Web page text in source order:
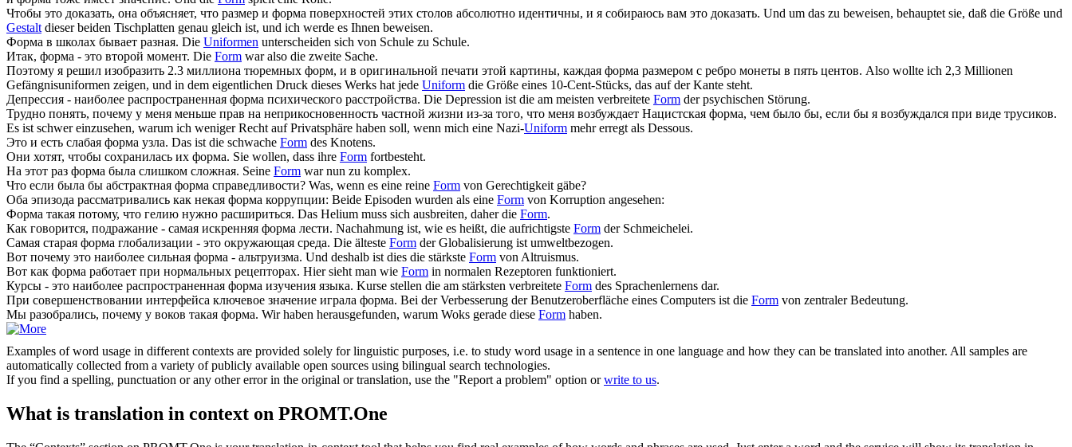
Чтобы это доказать, она объясняет, что размер и форма поверхностей этих столов абсолютно идентичны, и я собираюсь вам это доказать. Und um das zu beweisen, behauptet sie, daß die Größe und
Gestalt dieser beiden Tischplatten genau gleich ist, und ich werde es Ihnen beweisen.
Форма в школах бывает разная. Die Uniformen unterscheiden sich von Schule zu Schule.
Итак, форма - это второй момент. Die Form war also die zweite Sache.
Поэтому я решил изобразить 2.3 миллиона тюремных форм, и в оригинальной печати этой картины, каждая форма размером с ребро монеты в пять центов. Also wollte ich 2,3 Millionen
Gefängnisuniformen zeigen, und in dem eigentlichen Druck dieses Werks hat jede Uniform die Größe eines 10-Cent-Stücks, das auf der Kante steht.
Депрессия - наиболее распространенная форма психического расстройства. Die Depression ist die am meisten verbreitete Form der psychischen Störung.
Трудно понять, почему у меня меньше прав на неприкосновенность частной жизни из-за того, что меня возбуждает Нацистская форма, чем было бы, если бы я возбуждался при виде трусиков.
Es ist schwer einzusehen, warum ich weniger Recht auf Privatsphäre haben soll, wenn mich eine Nazi-Uniform mehr erregt als Dessous.
Это и есть слабая форма узла. Das ist die schwache Form des Knotens.
Они хотят, чтобы сохранилась их форма. Sie wollen, dass ihre Form fortbesteht.
На этот раз форма была слишком сложная. Seine Form war nun zu komplex.
Что если была бы абстрактная форма справедливости? Was, wenn es eine reine Form von Gerechtigkeit gäbe?
Оба эпизода рассматривались как некая форма коррупции: Beide Episoden wurden als eine Form von Korruption angesehen:
Форма такая потому, что гелию нужно расшириться. Das Helium muss sich ausbreiten, daher die Form.
Как говорится, подражание - самая искренняя форма лести. Nachahmung ist, wie es heißt, die aufrichtigste Form der Schmeichelei.
Самая старая форма глобализации - это окружающая среда. Die älteste Form der Globalisierung ist umweltbezogen.
Вот почему это наиболее сильная форма - альтруизма. Und deshalb ist dies die stärkste Form von Altruismus.
Вот как форма работает при нормальных рецепторах. Hier sieht man wie Form in normalen Rezeptoren funktioniert.
Курсы - это наиболее распространенная форма изучения языка. Kurse stellen die am stärksten verbreitete Form des Sprachenlernens dar.
При совершенствовании интерфейса ключевое значение играла форма. Bei der Verbesserung der Benutzeroberfläche eines Computers ist die Form von zentraler Bedeutung.
Мы разобрались, почему у воков такая форма. Wir haben herausgefunden, warum Woks gerade diese Form haben.
Examples of word usage in different contexts are provided solely for linguistic purposes, i.e. to study word usage in a sentence in one language and how they can be translated into another. All samples are
automatically collected from a variety of publicly available open sources using bilingual search technologies.
If you find a spelling, punctuation or any other error in the original or translation, use the "Report a problem" option orwrite to us.
What is translation in context on PROMT.One